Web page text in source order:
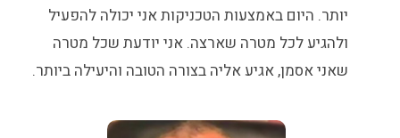
יותר. היום באמצעות הטכניקות אני יכולה להפעיל
ולהגיע לכל מטרה שארצה. אני יודעת שכל מטרה
שאני אסמן, אגיע אליה בצורה הטובה והיעילה ביותר.